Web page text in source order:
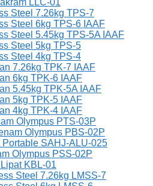
Steel 7.26kg TPS-7
Steel 6kg TPS-6 IAAF
Steel 5.45kg TPS-5A IAAF
Steel 5kg TPS-5
Steel 4kg TPS-4
7.26kg TPK-7 IAAF
6kg TPK-6 IAAF
5.45kg TPK-5A IAAF
5kg TPK-5 IAAF
4kg TPK-4 IAAF
Olympus PTS-03P
Olympus PBS-02P
SAHJ-ALU-025
Olympus PSS-02P
KBL-01
Steel 7.26kg LMSS-7